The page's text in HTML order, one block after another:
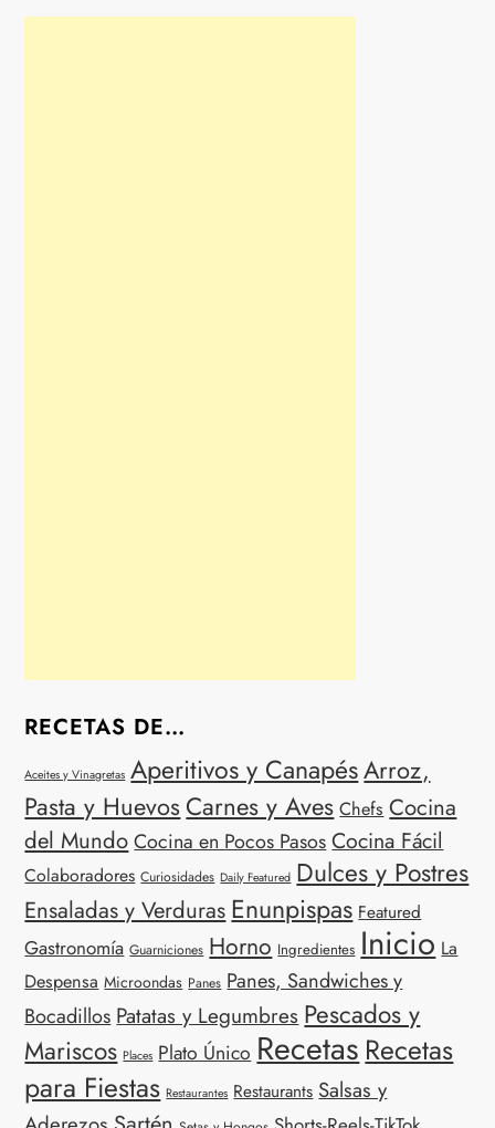
RECETAS DE…
Aceites y Vinagretas Aperitivos y CanapésArroz,
Pasta y Huevos Carnes y Aves Chefs Cocina
del Mundo Cocina en Pocos PasosCocina Fácil
Colaboradores Curiosidades Daily Featured Dulces y Postres
Ensaladas y Verduras Enunpispas Featured
Gastronomía Guarniciones Horno Ingredientes Inicio La
Despensa Microondas Panes Panes, Sandwiches y
Bocadillos Patatas y Legumbres Pescados y
Mariscos Places Plato Único Recetas Recetas
para Fiestas Restaurantes Restaurants Salsas y